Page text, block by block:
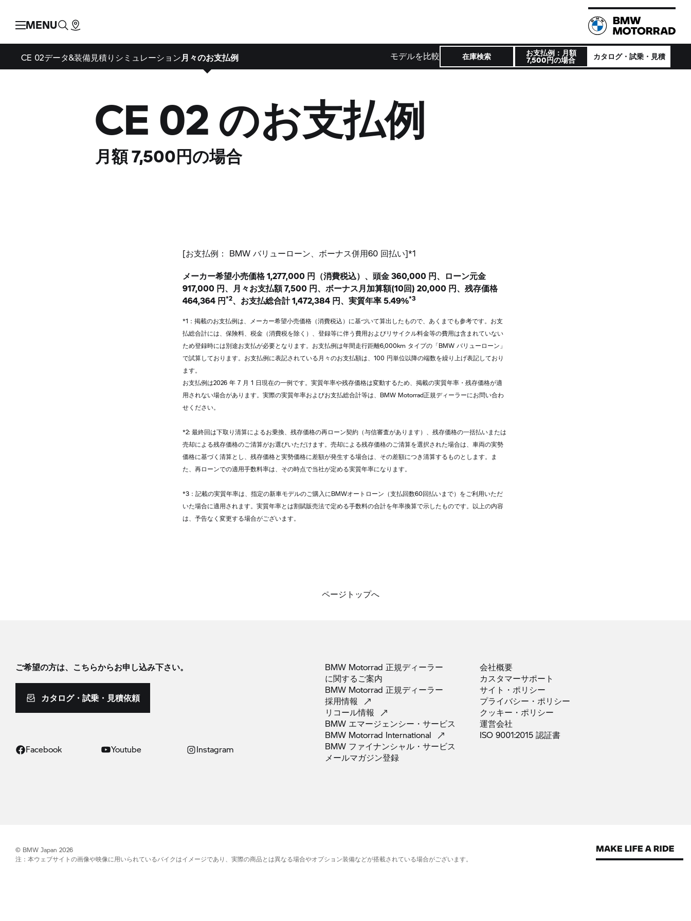
MENU
CE 02データ&装備見積りシミュレーション月々のお支払例 モデルを比較 在庫検索 お支払例：月額
7,500円の場合 カタログ・試乗・見積
CE 02 のお支払例
月額 7,500円の場合
[お支払例： BMW バリューローン、ボーナス併用60 回払い]*1
メーカー希望小売価格 1,277,000 円（消費税込）、頭金 360,000 円、ローン元金
917,000 円、月々お支払額 7,500 円、ボーナス月加算額(10回) 20,000 円、残存価格
464,364 円*2、お支払総合計 1,472,384 円、実質年率 5.49%*3
*1：掲載のお支払例は、メーカー希望小売価格（消費税込）に基づいて算出したもので、あくまでも参考です。お支
払総合計には、保険料、税金（消費税を除く）、登録等に伴う費用およびリサイクル料金等の費用は含まれていない
ため登録時には別途お支払が必要となります。お支払例は年間走行距離6,000km タイプの「BMW バリューローン」
で試算しております。お支払例に表記されている月々のお支払額は、100 円単位以降の端数を繰り上げ表記しており
ます。
お支払例は2026 年 7 月 1 日現在の一例です。実質年率や残存価格は変動するため、掲載の実質年率・残存価格が適
用されない場合があります。実際の実質年率およびお支払総合計等は、BMW Motorrad正規ディーラーにお問い合わ
せください。
*2: 最終回は下取り清算によるお乗換、残存価格の再ローン契約（与信審査があります）、残存価格の一括払いまたは
売却による残存価格のご清算がお選びいただけます。売却による残存価格のご清算を選択された場合は、車両の実勢
価格に基づく清算とし、残存価格と実勢価格に差額が発生する場合は、その差額につき清算するものとします。ま
た、再ローンでの適用手数料率は、その時点で当社が定める実質年率になります。
*3：記載の実質年率は、指定の新車モデルのご購入にBMWオートローン（支払回数60回払いまで）をご利用いただ
いた場合に適用されます。実質年率とは割賦販売法で定める手数料の合計を年率換算で示したものです。以上の内容
は、予告なく変更する場合がございます。
ページトップへ
ご希望の方は、こちらからお申し込み下さい。
カタログ・試乗・見積依頼
Facebook Youtube Instagram
BMW Motorrad 正規ディーラー
に関するご案内
BMW Motorrad 正規ディーラー
採用情報
リコール情報
BMW エマージェンシー・サービス
BMW Motorrad International
BMW ファイナンシャル・サービス
メールマガジン登録
会社概要
カスタマーサポート
サイト・ポリシー
プライバシー・ポリシー
クッキー・ポリシー
運営会社
ISO 9001:2015 認証書
© BMW Japan 2026
注：本ウェブサイトの画像や映像に用いられているバイクはイメージであり、実際の商品とは異なる場合やオプション装備などが搭載されている場合がございます。